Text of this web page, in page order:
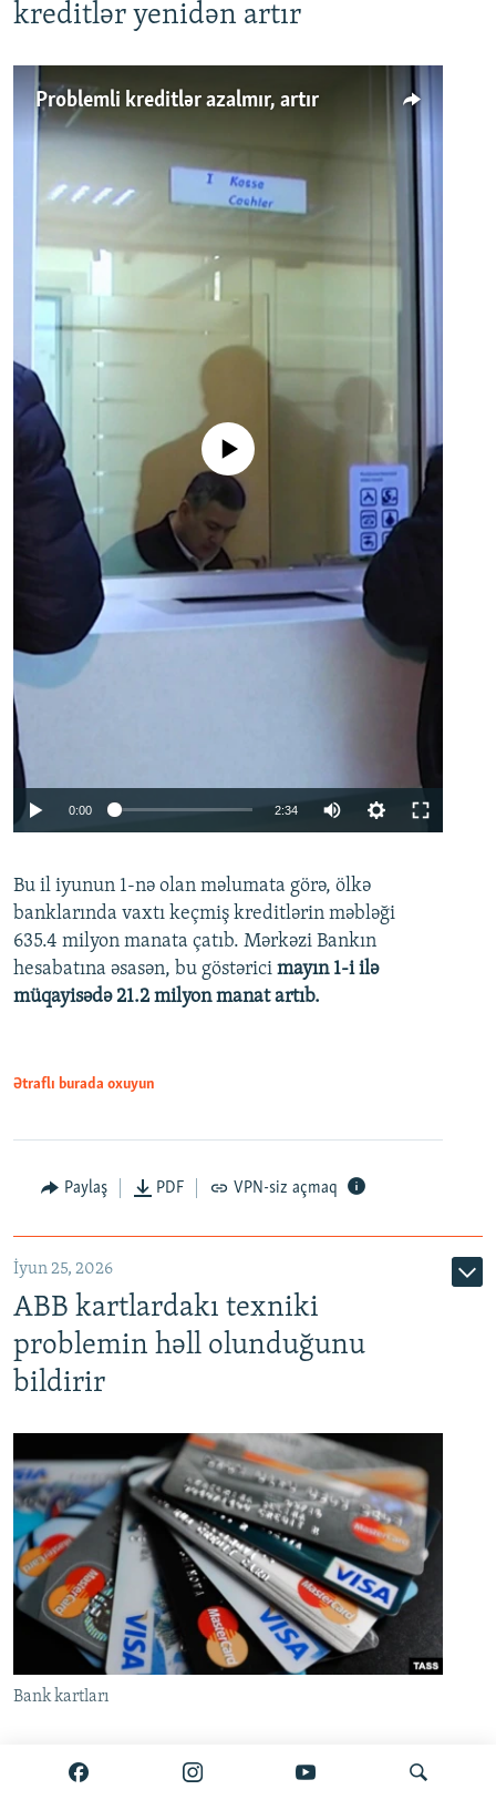
kreditlər yenidən artır
Problemli kreditlər azalmır, artır
Auto 240p 360p 480p
720p 1080p
No media source currently available
0:00 2:34
360p
480p
720p
Bu il iyunun 1-nə olan məlumata görə, ölkə
banklarında vaxtı keçmiş kreditlərin məbləği
635.4 milyon manata çatıb. Mərkəzi Bankın
hesabatına əsasən, bu göstərici mayın 1-i ilə
müqayisədə 21.2 milyon manat artıb.
Ətraflı burada oxuyun
Paylaş PDF VPN-siz açmaq
İyun 25, 2026
ABB kartlardakı texniki
problemin həll olunduğunu
bildirir
Bank kartları
Azərbaycan Beynəlxalq Bankı (ABB) iyunun 24-də